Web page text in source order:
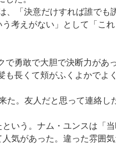
、「決意だけすれば誰でも
考えがない」として「これ
で勇敢で大胆で決断力があ
も長くて頬がふくよかでよ
。友人だと思って連絡し
いう。ナム・ユンスは「
気があった。違った雰囲気